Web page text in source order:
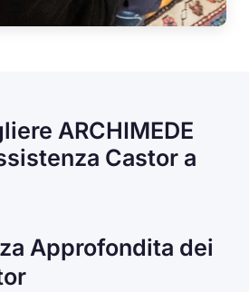
ARCHIMEDE
Castor a
Approfondita dei